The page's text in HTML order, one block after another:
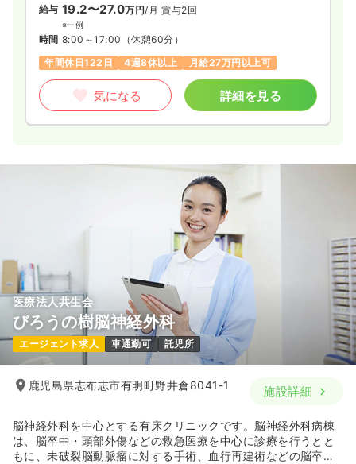
給与 19.2〜27.0万円/月 賞与2回
※一例
時間 8:00～17:00 （休憩60分）
年間休日122日
4週8休以上 月給27万円以上可
気になる 詳細を見る
医療法人共生会
びろうの樹脳神経外科
エージェント求人 車通勤可 託児所
鹿児島県志布志市有明町野井倉8041-1 施設詳細
脳神経外科を中心とする有床クリニックです。脳神経外科病棟
は、脳卒中・頭部外傷などの救急医療を中心に診療を行うとと
もに、未破裂脳動脈瘤に対する手術、血行再建術などの脳卒中